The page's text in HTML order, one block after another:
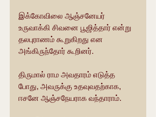
இக்கோவிலை ஆஞ்சனேயர்
உருவாக்கி சிவனை பூஜித்தார் என்று
தலபுராணம் கூறுகிறது என
அங்கிருந்தோர் கூறினர்.
திருமால் ராம அவதாரம் எடுத்த
போது, அவருக்கு உதவுவதற்காக,
ஈசனே ஆஞ்சநேயராக வந்தாராம்.